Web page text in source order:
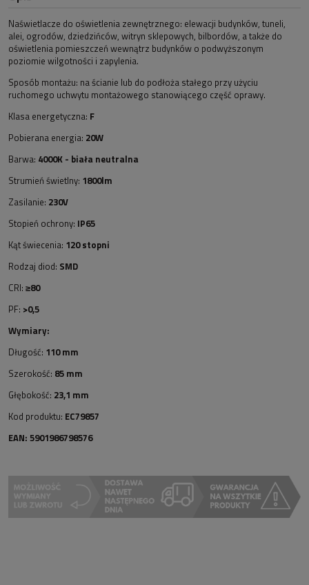
Naświetlacze do oświetlenia zewnętrznego: elewacji budynków, tuneli,
alei, ogrodów, dziedzińców, witryn sklepowych, bilbordów, a także do
oświetlenia pomieszczeń wewnątrz budynków o podwyższonym
poziomie wilgotności i zapylenia.
Sposób montażu: na ścianie lub do podłoża stałego przy użyciu
ruchomego uchwytu montażowego stanowiącego część oprawy.
Klasa energetyczna: F
Pobierana energia: 20W
Barwa: 4000K - biała neutralna
Strumień świetlny: 1800lm
Zasilanie: 230V
Stopień ochrony: IP65
Kąt świecenia: 120 stopni
Rodzaj diod: SMD
CRI: ≥80
PF: >0,5
Wymiary:
Długość: 110 mm
Szerokość: 85 mm
Głębokość: 23,1 mm
Kod produktu: EC79857
EAN: 5901986798576